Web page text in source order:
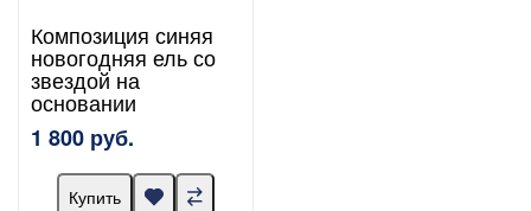
Композиция синяя
новогодняя ель со
звездой на
основании
1 800 руб.
Купить